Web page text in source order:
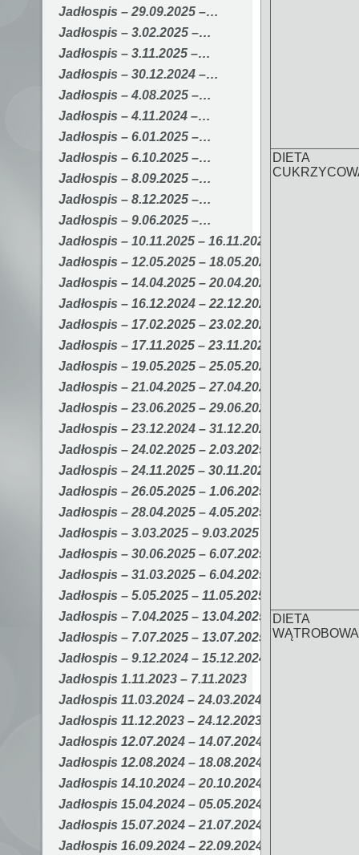
Jadłospis – 29.09.2025 –…
Jadłospis – 3.02.2025 –…
Jadłospis – 3.11.2025 –…
Jadłospis – 30.12.2024 –…
Jadłospis – 4.08.2025 –…
Jadłospis – 4.11.2024 –…
Jadłospis – 6.01.2025 –…
Jadłospis – 6.10.2025 –…
Jadłospis – 8.09.2025 –…
Jadłospis – 8.12.2025 –…
Jadłospis – 9.06.2025 –…
Jadłospis – 10.11.2025 – 16.11.2025
Jadłospis – 12.05.2025 – 18.05.2025
Jadłospis – 14.04.2025 – 20.04.2025
Jadłospis – 16.12.2024 – 22.12.2024
Jadłospis – 17.02.2025 – 23.02.2025
Jadłospis – 17.11.2025 – 23.11.2025
Jadłospis – 19.05.2025 – 25.05.2025
Jadłospis – 21.04.2025 – 27.04.2025
Jadłospis – 23.06.2025 – 29.06.2025
Jadłospis – 23.12.2024 – 31.12.2024
Jadłospis – 24.02.2025 – 2.03.2025
Jadłospis – 24.11.2025 – 30.11.2025
Jadłospis – 26.05.2025 – 1.06.2025
Jadłospis – 28.04.2025 – 4.05.2025
Jadłospis – 3.03.2025 – 9.03.2025
Jadłospis – 30.06.2025 – 6.07.2025
Jadłospis – 31.03.2025 – 6.04.2025
Jadłospis – 5.05.2025 – 11.05.2025
Jadłospis – 7.04.2025 – 13.04.2025
Jadłospis – 7.07.2025 – 13.07.2025
Jadłospis – 9.12.2024 – 15.12.2024
Jadłospis 1.11.2023 – 7.11.2023
Jadłospis 11.03.2024 – 24.03.2024
Jadłospis 11.12.2023 – 24.12.2023
Jadłospis 12.07.2024 – 14.07.2024
Jadłospis 12.08.2024 – 18.08.2024
Jadłospis 14.10.2024 – 20.10.2024
Jadłospis 15.04.2024 – 05.05.2024
Jadłospis 15.07.2024 – 21.07.2024
Jadłospis 16.09.2024 – 22.09.2024
DIETA
DIETA
WĄTROBOWA